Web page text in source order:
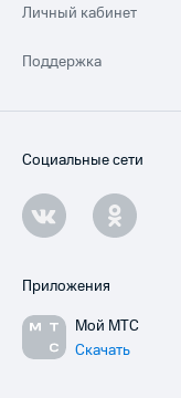
Личный кабинет
Поддержка
Социальные сети
Приложения
Мой МТС
Скачать